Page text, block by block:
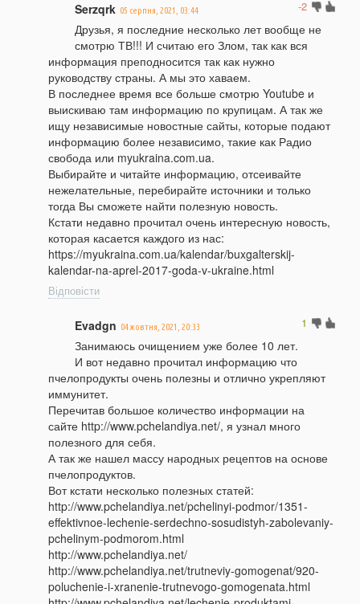
-2
Serzqrk 05 серпня, 2021, 03:44
Друзья, я последние несколько лет вообще не
смотрю ТВ!!! И считаю его Злом, так как вся
информация преподносится так как нужно
руководству страны. А мы это хаваем.
В последнее время все больше смотрю Youtube и
выискиваю там информацию по крупицам. А так же
ищу независимые новостные сайты, которые подают
информацию более независимо, такие как Радио
свобода или myukraina.com.ua.
Выбирайте и читайте информацию, отсеивайте
нежелательные, перебирайте источники и только
тогда Вы сможете найти полезную новость.
Кстати недавно прочитал очень интересную новость,
которая касается каждого из нас:
https://myukraina.com.ua/kalendar/buxgalterskij-
kalendar-na-aprel-2017-goda-v-ukraine.html
Відповісти
1
Evadgn 04 жовтня, 2021, 20:33
Занимаюсь очищением уже более 10 лет.
И вот недавно прочитал информацию что
пчелопродукты очень полезны и отлично укрепляют
иммунитет.
Перечитав большое количество информации на
сайте http://www.pchelandiya.net/, я узнал много
полезного для себя.
А так же нашел массу народных рецептов на основе
пчелопродуктов.
Вот кстати несколько полезных статей:
http://www.pchelandiya.net/pchelinyi-podmor/1351-
effektivnoe-lechenie-serdechno-sosudistyh-zabolevaniy-
pchelinym-podmorom.html
http://www.pchelandiya.net/
http://www.pchelandiya.net/trutneviy-gomogenat/920-
poluchenie-i-xranenie-trutnevogo-gomogenata.html